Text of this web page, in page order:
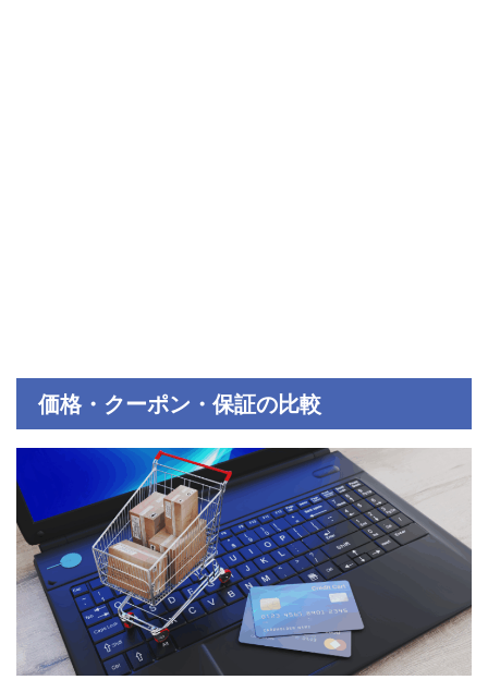
価格・クーポン・保証の比較